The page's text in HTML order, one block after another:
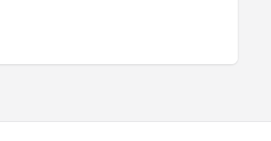
چسب 1 2 3 استارباند